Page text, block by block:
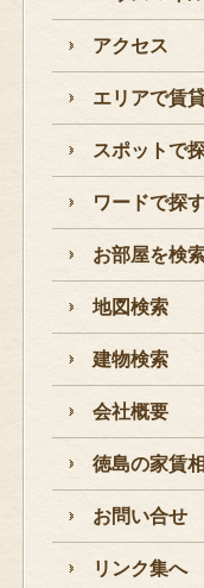
アクセス
エリアで賃
スポットで
ワードで探
お部屋を検
地図検索
建物検索
会社概要
徳島の家賃
お問い合せ
リンク集へ